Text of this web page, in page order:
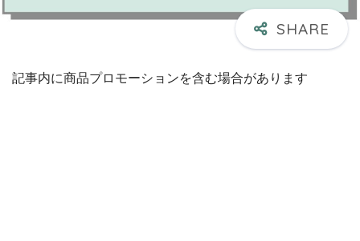
記事内に商品プロモーションを含む場合があります